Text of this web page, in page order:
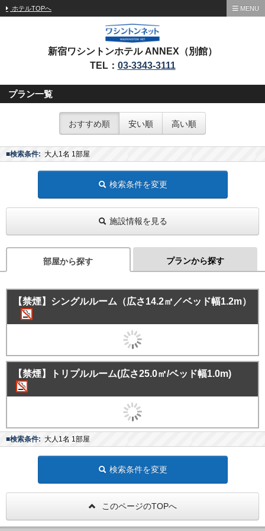
ホテルTOPへ MENU
新宿ワシントンホテル ANNEX（別館）
TEL： 03-3343-3111
プラン一覧
おすすめ順 安い順 高い順
■検索条件: 大人1名 1部屋
検索条件を変更
施設情報を見る
部屋から探す プランから探す
【禁煙】シングルルーム（広さ14.2㎡／ベッド幅1.2m）
【禁煙】トリプルルーム(広さ25.0㎡/ベッド幅1.0m)
■検索条件: 大人1名 1部屋
検索条件を変更
このページのTOPへ